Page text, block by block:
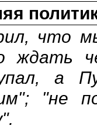
что
ждать
а
"не